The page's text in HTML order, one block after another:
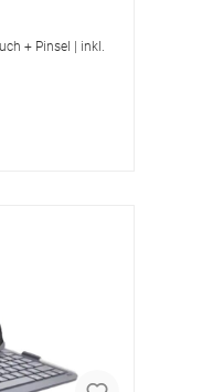
+ Pinsel | inkl.